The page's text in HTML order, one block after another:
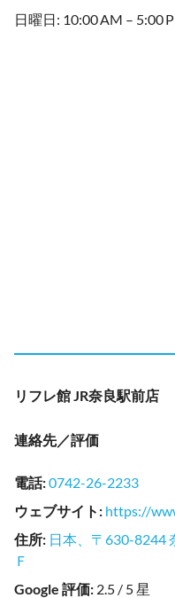
日曜日: 10:00 AM – 5:00
リフレ館 JR奈良駅前店
連絡先／評価
電話:0742-26-2233
ウェブサイト : https://
住所: 日本、〒630-8244
Ｆ
Google 評価: 2.5 / 5 星